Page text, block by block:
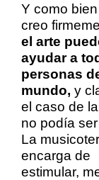
Y como
creo
el arte
ayudar a
personas
mundo, y
el caso de
no podía
La
encarga de
estimular,